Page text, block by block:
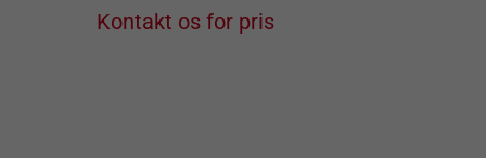
Kontakt os for pris